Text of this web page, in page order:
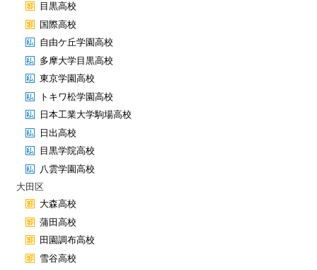
目黒高校
国際高校
自由ケ丘学園高校
多摩大学目黒高校
東京学園高校
トキワ松学園高校
日本工業大学駒場高校
日出高校
目黒学院高校
八雲学園高校
大田区
大森高校
蒲田高校
田園調布高校
雪谷高校